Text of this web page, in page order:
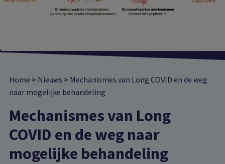
Home > Nieuws > Mechanismes van Long COVID en de weg
naar mogelijke behandeling
Mechanismes van Long
COVID en de weg naar
mogelijke behandeling